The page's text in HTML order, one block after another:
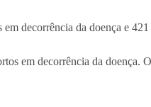
decorrência da doença e
em decorrência da doença.